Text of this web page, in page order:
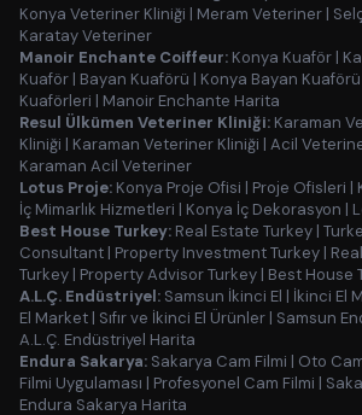
Konya Veteriner Kliniği | Meram Veteriner |
Karatay Veteriner
Manoir Enchante Coiffeur: Konya Kuaför |
Kuaför | Bayan Kuaförü | Konya Bayan Kuaförü
Kuaförleri | Manoir Enchante Harita
Resul Ülkümen Veteriner Kliniği: Karaman
Kliniği | Karaman Veteriner Kliniği | Acil
Karaman Acil Veteriner
Lotus Proje: Konya Proje Ofisi | Proje Ofisleri |
İç Mimarlık Hizmetleri | Konya İç Dekorasyon |
Best House Turkey: Real Estate Turkey |
Consultant | Property Investment Turkey |
Turkey | Property Advisor Turkey | Best House
A.L.Ç. Endüstriyel: Samsun İkinci El | İkinci El
El Market | Sıfır ve İkinci El Ürünler | Samsun
A.L.Ç. Endüstriyel Harita
Endura Sakarya: Sakarya Cam Filmi | Oto
Filmi Uygulaması | Profesyonel Cam Filmi |
Endura Sakarya Harita